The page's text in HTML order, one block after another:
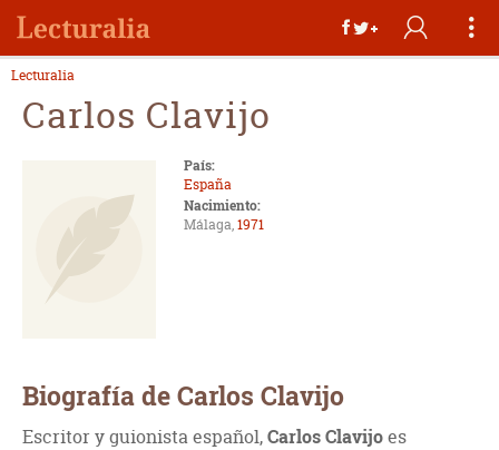
Lecturalia
Carlos Clavijo
País:
España
Nacimiento:
Málaga,1971
Biografía de Carlos Clavijo
Escritor y guionista español,Carlos Clavijoes